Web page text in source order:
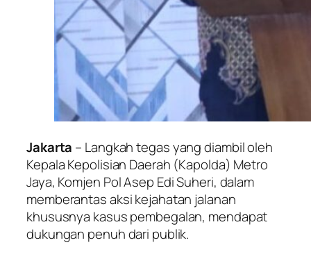
Jakarta – Langkah tegas yang diambil oleh
Kepala Kepolisian Daerah (Kapolda) Metro
Jaya, Komjen Pol Asep Edi Suheri, dalam
memberantas aksi kejahatan jalanan
khususnya kasus pembegalan, mendapat
dukungan penuh dari publik.